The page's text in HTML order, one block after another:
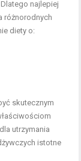
najlepiej
różnorodnych
diety o:
skutecznym
utrzymania
istotne